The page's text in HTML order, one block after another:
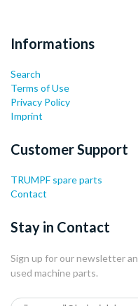
Informations
Search
Terms of Use
Privacy Policy
Imprint
Customer Support
TRUMPF spare parts
Contact
Stay in Contact
Sign up for our newsletter
used machine parts.